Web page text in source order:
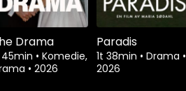
Drama
45min • Komedie,
• 2026
Paradis
1t 38min • Drama •
2026